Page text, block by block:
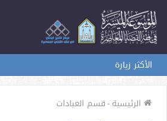
الأكثر زيارة
الرئيسية-قسم العبادات